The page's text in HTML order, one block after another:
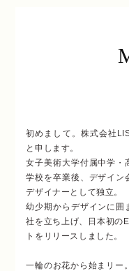
初めまして。株式会社
と申します。
女子美術大学付属中学・
学校を卒業後、 デザイン
デザイナーとして独立。
幼少期からデザインに囲
社を立ち上げ、
日本初の
トをリリースしました。
一輪のお花から始まリー